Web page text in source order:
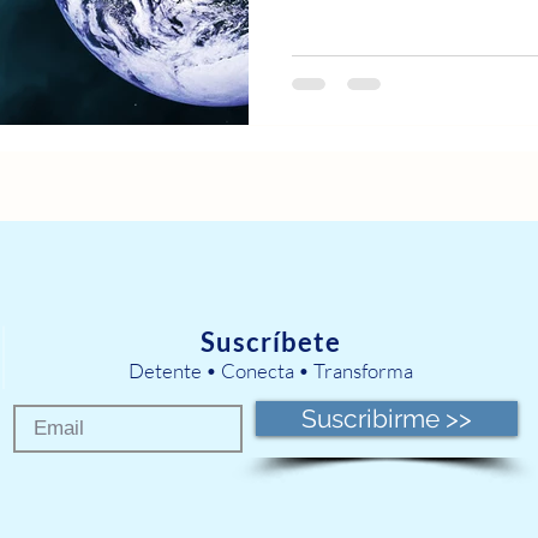
Suscríbete
Detente • Conecta • Transforma
Suscribirme >>